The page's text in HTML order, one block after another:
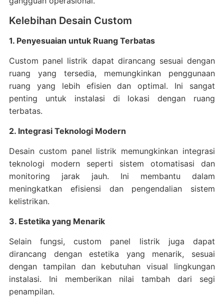
Kelebihan Desain Custom
1. Penyesuaian untuk Ruang Terbatas
Custom panel listrik dapat dirancang sesuai dengan
ruang yang tersedia, memungkinkan penggunaan
ruang yang lebih efisien dan optimal. Ini sangat
penting untuk instalasi di lokasi dengan ruang
terbatas.
2. Integrasi Teknologi Modern
Desain custom panel listrik memungkinkan integrasi
teknologi modern seperti sistem otomatisasi dan
monitoring jarak jauh. Ini membantu dalam
meningkatkan efisiensi dan pengendalian sistem
kelistrikan.
3. Estetika yang Menarik
Selain fungsi, custom panel listrik juga dapat
dirancang dengan estetika yang menarik, sesuai
dengan tampilan dan kebutuhan visual lingkungan
instalasi. Ini memberikan nilai tambah dari segi
penampilan.